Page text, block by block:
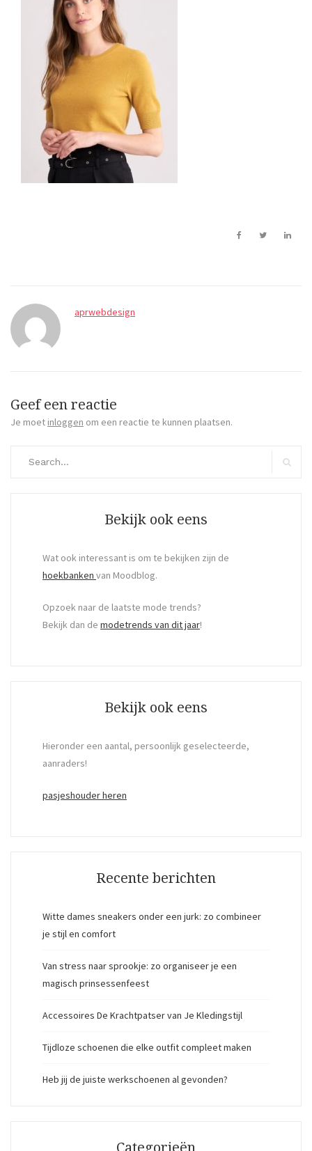
aprwebdesign
Geef een reactie
Je moet inloggen om een reactie te kunnen plaatsen.
Bekijk ook eens
Wat ook interessant is om te bekijken zijn de
hoekbanken van Moodblog.
Opzoek naar de laatste mode trends?
Bekijk dan de modetrends van dit jaar!
Bekijk ook eens
Hieronder een aantal, persoonlijk geselecteerde,
aanraders!
pasjeshouder heren
Recente berichten
Witte dames sneakers onder een jurk: zo combineer
je stijl en comfort
Van stress naar sprookje: zo organiseer je een
magisch prinsessenfeest
Accessoires De Krachtpatser van Je Kledingstijl
Tijdloze schoenen die elke outfit compleet maken
Heb jij de juiste werkschoenen al gevonden?